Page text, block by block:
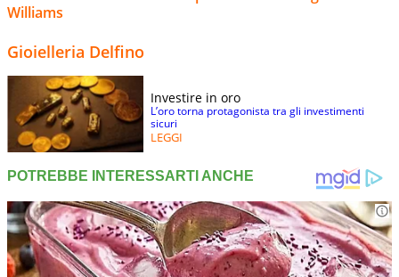
Williams
Gioielleria Delfino
Investire in oro
L’oro torna protagonista tra gli investimenti
sicuri
LEGGI